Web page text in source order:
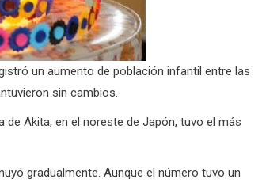
un aumento de población infantil entre las
sin cambios.
de Akita, en el noreste de Japón, tuvo el más
gradualmente. Aunque el número tuvo un